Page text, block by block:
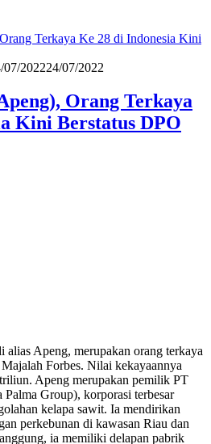
07/202224/07/2022
Orang Terkaya
Kini Berstatus DPO
Apeng, merupakan orang terkaya
Forbes. Nilai kekayaannya
Apeng merupakan pemilik PT
Group), korporasi terbesar
kelapa sawit. Ia mendirikan
perkebunan di kawasan Riau dan
ia memiliki delapan pabrik